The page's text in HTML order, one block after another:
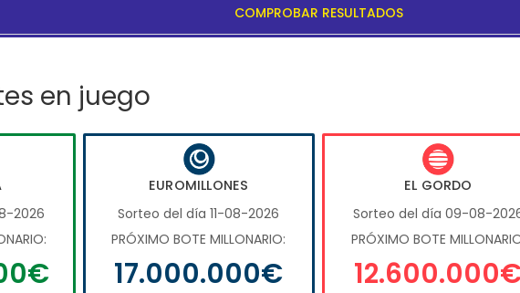
COMPROBAR RESULTADOS
en juego
2026
EUROMILLONES
Sorteo del día 11-08-2026
PRÓXIMO BOTE MILLONARIO:
17.000.000€
EL GORDO
Sorteo del día 09-08-
PRÓXIMO BOTE